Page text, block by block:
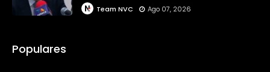
Team NVC Ago 07, 2026
Populares